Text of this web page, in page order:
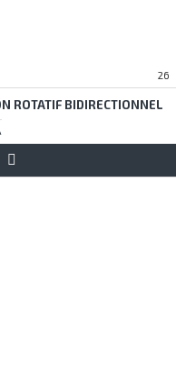
26
ROTATIF BIDIRECTIONNEL